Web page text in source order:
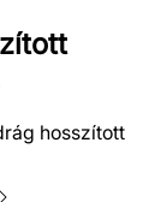
hosszított